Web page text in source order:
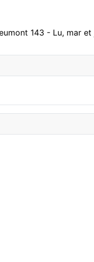
143 - Lu, mar